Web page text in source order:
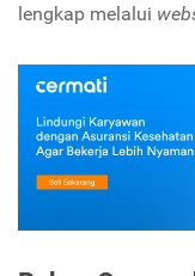
lengkap melalui